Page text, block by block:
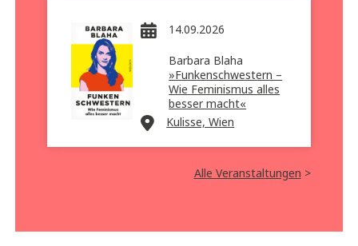
14.09.2026
Barbara Blaha
»Funkenschwestern –
Wie Feminismus alles
besser macht«
Kulisse, Wien
Alle Veranstaltungen >